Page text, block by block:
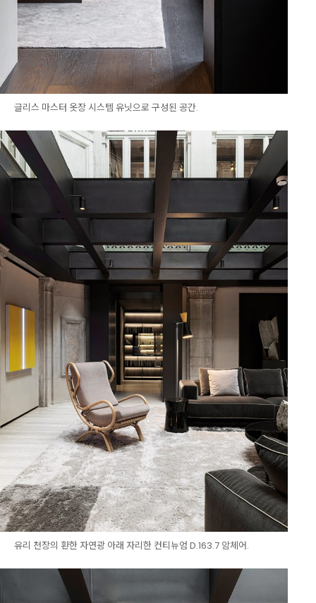
글리스 마스터 옷장 시스템 유닛으로 구성된 공간.
유리 천장의 환한 자연광 아래 자리한 컨티뉴엄 D.163.7 암체어.